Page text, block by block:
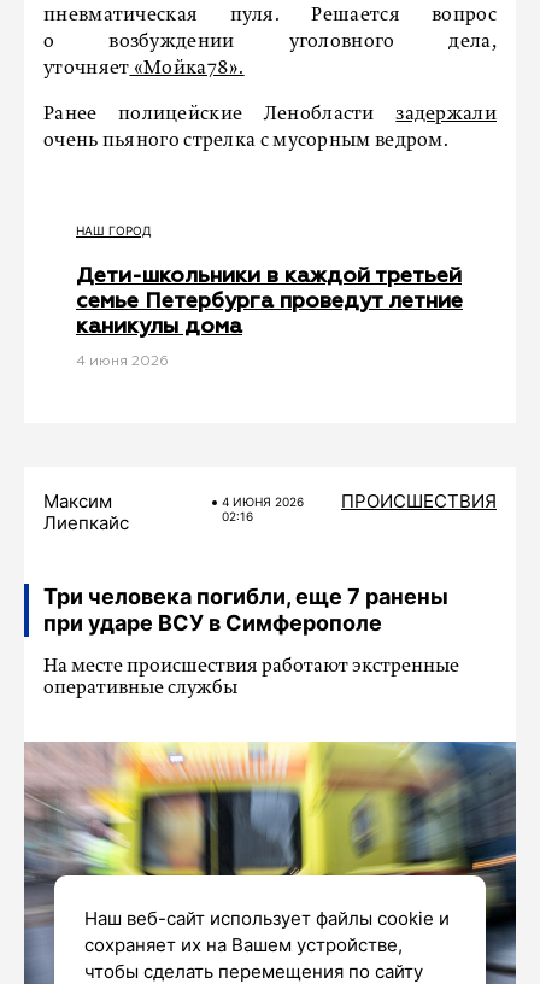
пневматическая пуля. Решается вопрос
о возбуждении уголовного дела,
уточняет «Мойка78».
Ранее полицейские Ленобластизадержали
очень пьяного стрелка с мусорным ведром.
НАШ ГОРОД
Дети-школьники в каждой третьей
семье Петербурга проведут летние
каникулы дома
4 июня 2026
Максим
Лиепкайс
4 ИЮНЯ 2026
02:16
ПРОИСШЕСТВИЯ
Три человека погибли, еще 7 ранены
при ударе ВСУ в Симферополе
На месте происшествия работают экстренные
оперативные службы
Наш веб-сайт использует файлы cookie и
сохраняет их на Вашем устройстве,
чтобы сделать перемещения по сайту